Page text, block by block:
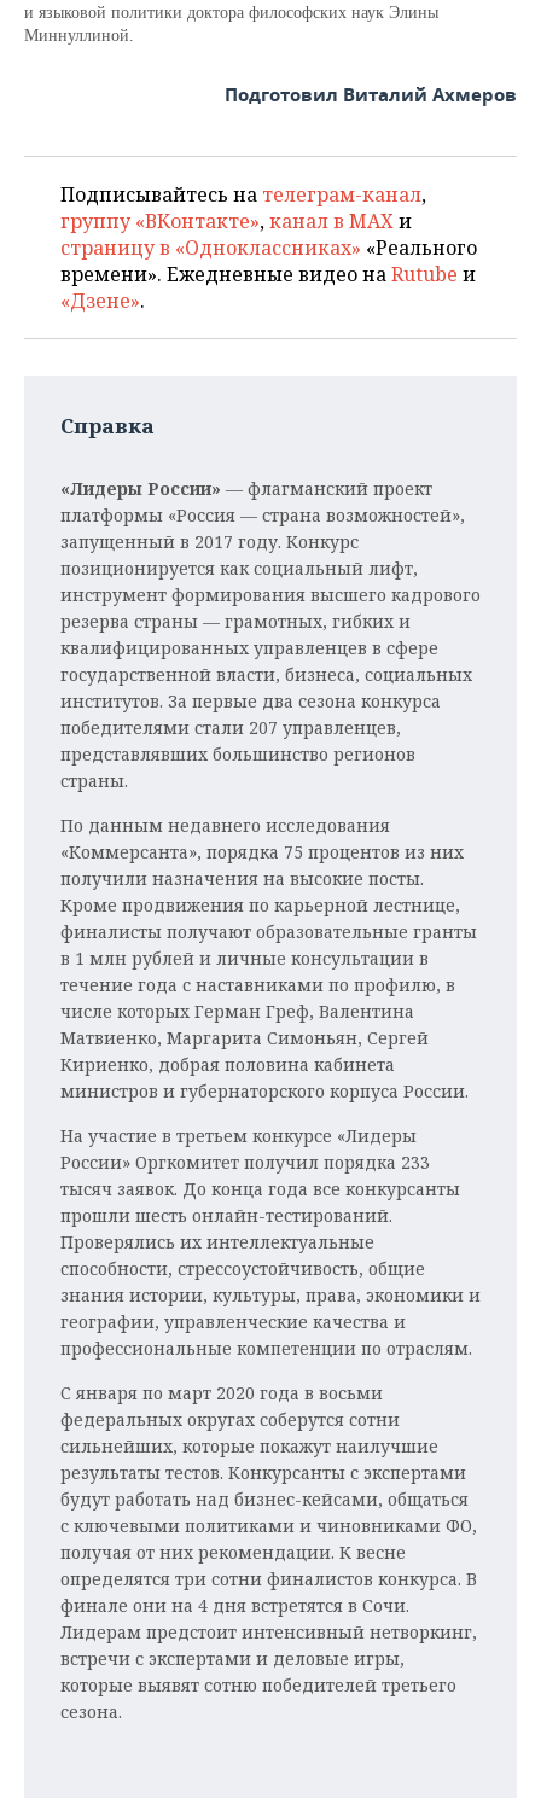
и языковой политики доктора философских наук Элины
Миннуллиной.
Подготовил Виталий Ахмеров
Подписывайтесь на телеграм-канал,
группу «ВКонтакте»,канал в MAXи
страницу в «Одноклассниках» «Реального
времени». Ежедневные видео наRutube и
«Дзене».
Справка
«Лидеры России» — флагманский проект
платформы «Россия — страна возможностей»,
запущенный в 2017 году. Конкурс
позиционируется как социальный лифт,
инструмент формирования высшего кадрового
резерва страны — грамотных, гибких и
квалифицированных управленцев в сфере
государственной власти, бизнеса, социальных
институтов. За первые два сезона конкурса
победителями стали 207 управленцев,
представлявших большинство регионов
страны.
По данным недавнего исследования
«Коммерсанта», порядка 75 процентов из них
получили назначения на высокие посты.
Кроме продвижения по карьерной лестнице,
финалисты получают образовательные гранты
в 1 млн рублей и личные консультации в
течение года с наставниками по профилю, в
числе которых Герман Греф, Валентина
Матвиенко, Маргарита Симоньян, Сергей
Кириенко, добрая половина кабинета
министров и губернаторского корпуса России.
На участие в третьем конкурсе «Лидеры
России» Оргкомитет получил порядка 233
тысяч заявок. До конца года все конкурсанты
прошли шесть онлайн-тестирований.
Проверялись их интеллектуальные
способности, стрессоустойчивость, общие
знания истории, культуры, права, экономики и
географии, управленческие качества и
профессиональные компетенции по отраслям.
С января по март 2020 года в восьми
федеральных округах соберутся сотни
сильнейших, которые покажут наилучшие
результаты тестов. Конкурсанты с экспертами
будут работать над бизнес-кейсами, общаться
с ключевыми политиками и чиновниками ФО,
получая от них рекомендации. К весне
определятся три сотни финалистов конкурса. В
финале они на 4 дня встретятся в Сочи.
Лидерам предстоит интенсивный нетворкинг,
встречи с экспертами и деловые игры,
которые выявят сотню победителей третьего
сезона.